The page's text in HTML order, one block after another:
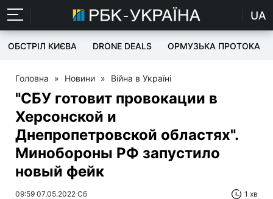
UA
ОБСТРІЛ КИЄВА DRONE DEALS ОРМУЗЬКА ПРОТОКА
Головна » Новини » Війна в Україні
"СБУ готовит провокации в
Херсонской и
Днепропетровской областях".
Минобороны РФ запустило
новый фейк
09:59 07.05.2022 Сб 1 хв